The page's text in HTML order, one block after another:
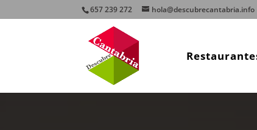
657 239 272 hola@descubrecantabria.info